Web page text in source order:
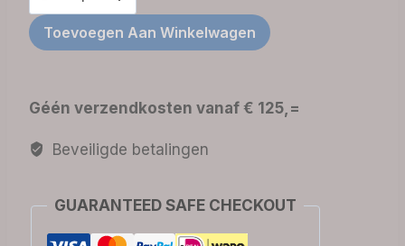
Olive
-
Rustiek
Toevoegen Aan Winkelwagen
Géén verzendkosten vanaf € 125,=
Beveiligde betalingen
GUARANTEED SAFE CHECKOUT